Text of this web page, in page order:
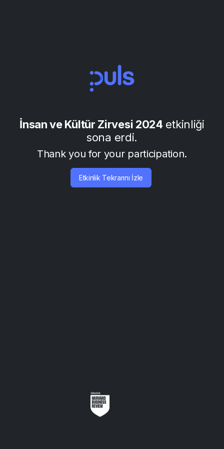
İnsan ve Kültür Zirvesi 2024 etkinliği
sona erdi.
Thank you for your participation.
Etkinlik Tekrarını İzle